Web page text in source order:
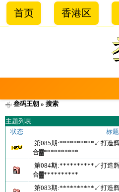
首页 香港区
叁码王朝 » 搜索
主题列表
状态
标题
第085期:**********↙打造
合▓**********
第084期:**********↙打造
合▓**********
第083期:**********↙打造